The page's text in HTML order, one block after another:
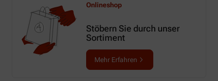
Onlineshop
Stöbern Sie durch unser
Sortiment
Mehr Erfahren